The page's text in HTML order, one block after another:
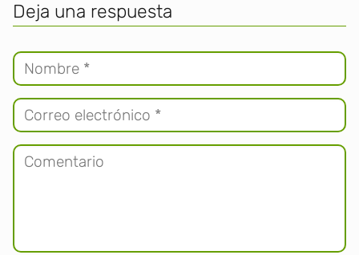
Deja una respuesta